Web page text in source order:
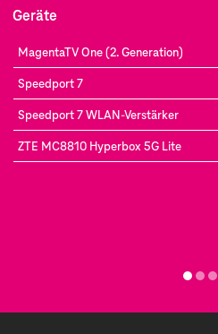
Geräte
MagentaTV One (2. Generation)
Speedport 7
Speedport 7 WLAN-Verstärker
ZTE MC8810 Hyperbox 5G Lite